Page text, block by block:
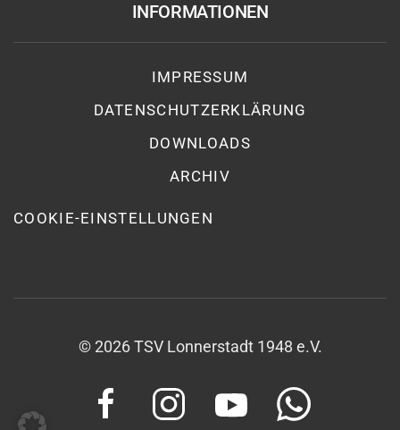
INFORMATIONEN
IMPRESSUM
DATENSCHUTZ­ERKLÄRUNG
DOWNLOADS
ARCHIV
COOKIE-EINSTELLUNGEN
© 2026TSV Lonnerstadt 1948 e.V.